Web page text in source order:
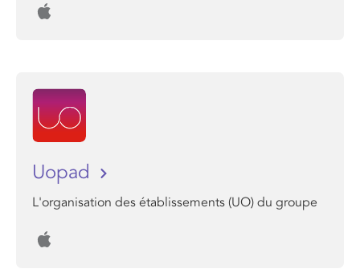
Uopad
L'organisation des établissements (UO) du groupe